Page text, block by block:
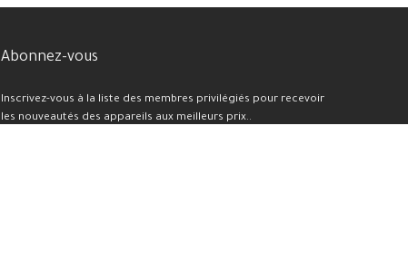
Abonnez-vous
Inscrivez-vous à la liste des membres privilégiés pour recevoir
les nouveautés des appareils aux meilleurs prix..